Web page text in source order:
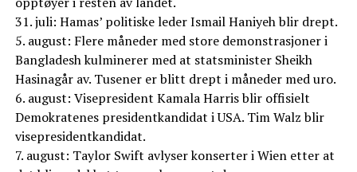
31. juli: Hamas’ politiske leder Ismail Haniyeh blir drept.
5. august: Flere måneder med store demonstrasjoner i
Bangladesh kulminerer med at statsminister Sheikh
Hasinagår av. Tusener er blitt drept i måneder med uro.
6. august: Visepresident Kamala Harris blir offisielt
Demokratenes presidentkandidat i USA. Tim Walz blir
visepresidentkandidat.
7. august: Taylor Swift avlyser konserter i Wien etter at